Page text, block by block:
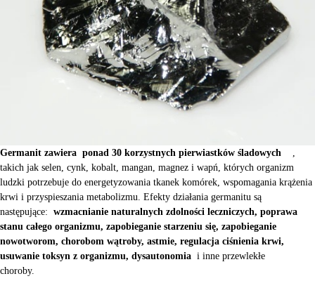
Germanit zawiera ponad 30 korzystnych pierwiastków śladowych ,
takich jak selen, cynk, kobalt, mangan, magnez i wapń, których organizm
ludzki potrzebuje do energetyzowania tkanek komórek, wspomagania krążenia
krwi i przyspieszania metabolizmu. Efekty działania germanitu są
następujące: wzmacnianie naturalnych zdolności leczniczych, poprawa
stanu całego organizmu, zapobieganie starzeniu się, zapobieganie
nowotworom, chorobom wątroby, astmie, regulacja ciśnienia krwi,
usuwanie toksyn z organizmu, dysautonomia i inne przewlekłe
choroby.